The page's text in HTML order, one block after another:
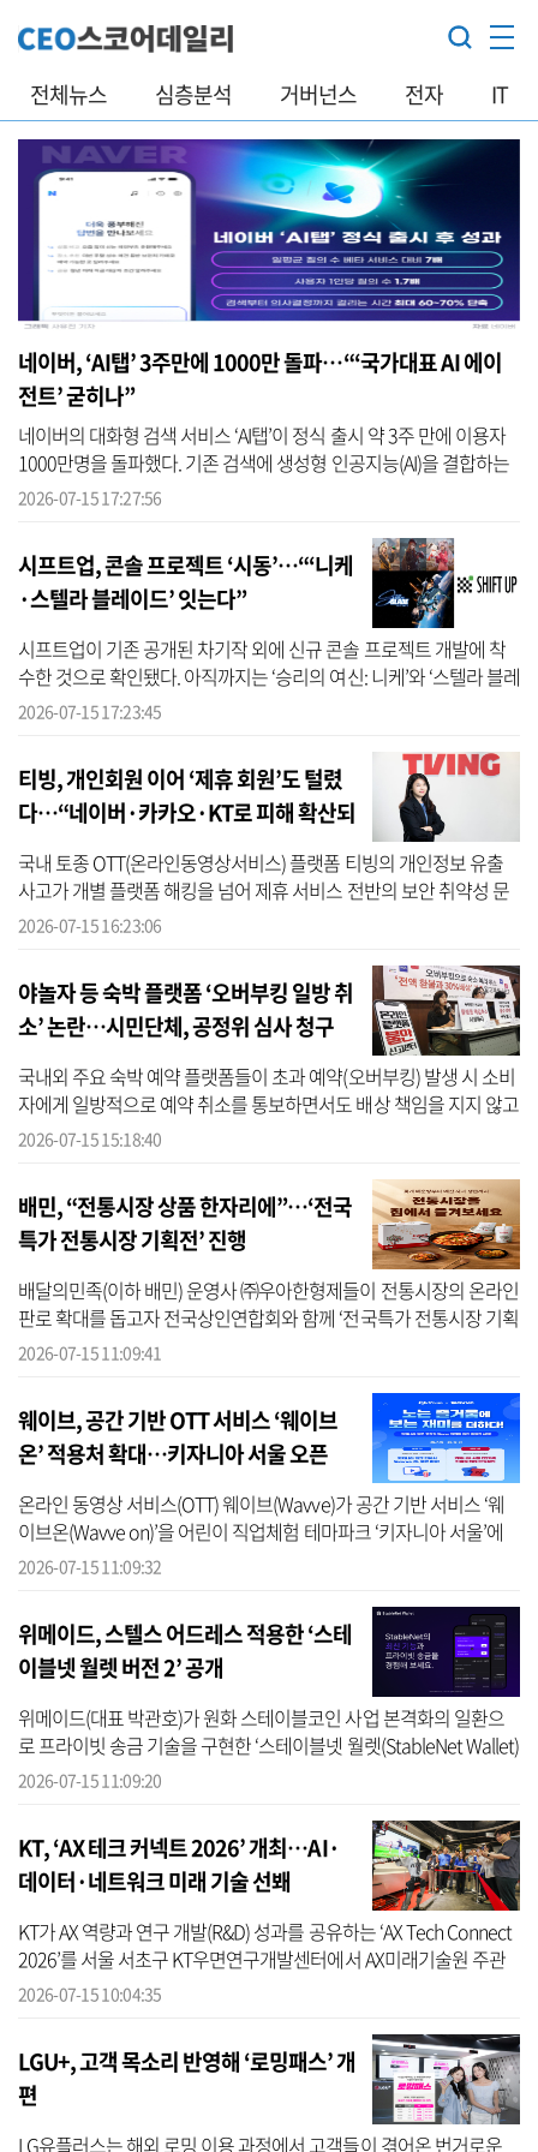
전체뉴스 심층분석 거버넌스 전자 IT
네이버, ‘AI탭’ 3주만에 1000만 돌파…“‘국가대표 AI 에이
전트’ 굳히나”
네이버의 대화형 검색 서비스 ‘AI탭’이 정식 출시 약 3주 만에 이용자
1000만명을 돌파했다. 기존 검색에 생성형 인공지능(AI)을 결합하는
데 그치지 않고 쇼핑·예약·매물 탐색 등 실제 행동까지 연결하면서,
2026-07-15 17:27:56
시프트업, 콘솔 프로젝트 ‘시동’…“‘니케
·스텔라 블레이드’ 잇는다”
시프트업이 기존 공개된 차기작 외에 신규 콘솔 프로젝트 개발에 착
수한 것으로 확인됐다. 아직까지는 ‘승리의 여신: 니케’와 ‘스텔라 블레
이드’를 중심으로 안정적인 실적을 이어가고 있지만, 차기 성장동력
2026-07-15 17:23:45
티빙, 개인회원 이어 ‘제휴 회원’도 털렸
다…“네이버·카카오·KT로 피해 확산되
국내 토종 OTT(온라인동영상서비스) 플랫폼 티빙의 개인정보 유출
사고가 개별 플랫폼 해킹을 넘어 제휴 서비스 전반의 보안 취약성 문
제로 확산되고 있다. 티빙 직접 가입자 뿐만 아니라 네이버·카카오 간
2026-07-15 16:23:06
야놀자 등 숙박 플랫폼 ‘오버부킹 일방 취
소’ 논란…시민단체, 공정위 심사 청구
국내외 주요 숙박 예약 플랫폼들이 초과 예약(오버부킹) 발생 시 소비
자에게 일방적으로 예약 취소를 통보하면서도 배상 책임을 지지 않고
있다며 시민단체들은 공정거래위원회에 불공정약관 심사를 요청했
2026-07-15 15:18:40
배민, “전통시장 상품 한자리에”…‘전국
특가 전통시장 기획전’ 진행
배달의민족(이하 배민) 운영사 ㈜우아한형제들이 전통시장의 온라인
판로 확대를 돕고자 전국상인연합회와 함께 ‘전국특가 전통시장 기획
전'을 진행한다고 15일 밝혔다. 이번 기획전에는 부천 중동사랑시장
2026-07-15 11:09:41
웨이브, 공간 기반 OTT 서비스 ‘웨이브
온’ 적용처 확대…키자니아 서울 오픈
온라인 동영상 서비스(OTT) 웨이브(Wavve)가 공간 기반 서비스 ‘웨
이브온(Wavve on)’을 어린이 직업체험 테마파크 ‘키자니아 서울’에
오픈하며 적용처를 확대한다고 15일 밝혔다. 여름방학을 맞아 웨이
2026-07-15 11:09:32
위메이드, 스텔스 어드레스 적용한 ‘스테
이블넷 월렛 버전 2’ 공개
위메이드(대표 박관호)가 원화 스테이블코인 사업 본격화의 일환으
로 프라이빗 송금 기술을 구현한 ‘스테이블넷 월렛(StableNet Wallet)
버전 2’를 15일 공개했다. 스테이블넷 월렛 버전 2는 모든 거래 정보
2026-07-15 11:09:20
KT, ‘AX 테크 커넥트 2026’ 개최…AI·
데이터·네트워크 미래 기술 선봬
KT가 AX 역량과 연구 개발(R&D) 성과를 공유하는 ‘AX Tech Connect
2026’를 서울 서초구 KT우면연구개발센터에서 AX미래기술원 주관
으로 개최했다고 15일 밝혔다. 올해 AX Tech Connect 2026 내용은
2026-07-15 10:04:35
LGU+, 고객 목소리 반영해 ‘로밍패스’ 개
편
LG유플러스는 해외 로밍 이용 과정에서 고객들이 겪어온 번거로운